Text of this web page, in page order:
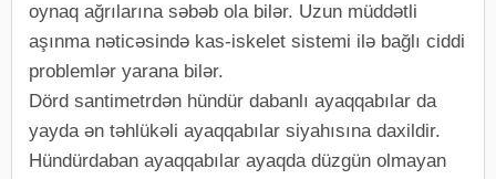
oynaq ağrılarına səbəb ola bilər. Uzun müddətli
aşınma nəticəsində kas-iskelet sistemi ilə bağlı ciddi
problemlər yarana bilər.
Dörd santimetrdən hündür dabanlı ayaqqabılar da
yayda ən təhlükəli ayaqqabılar siyahısına daxildir.
Hündürdaban ayaqqabılar ayaqda düzgün olmayan